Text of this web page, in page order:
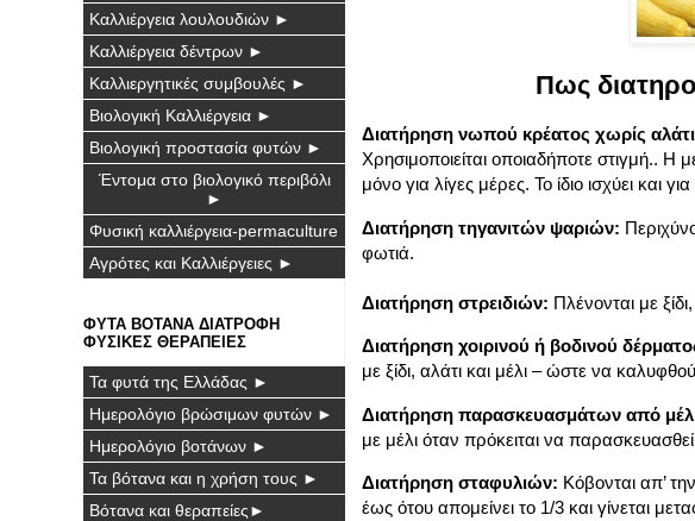
Πως
Διατήρηση νωπού κρέατος χωρίς
Χρησιμοποιείται οποιαδήποτε στιγμή.. Η
μόνο για λίγες μέρες. Το ίδιο ισχύει και
Διατήρηση τηγανιτών ψαριών:
φωτιά.
Διατήρηση στρειδιών: Πλένονται με
Διατήρηση χοιρινού ή βοδινού
με ξίδι, αλάτι και μέλι – ώστε να
Διατήρηση παρασκευασμάτων από
με μέλι όταν πρόκειται να
Διατήρηση σταφυλιών: Κόβονται απ’
έως ότου απομείνει το 1/3 και γίνεται
Καλλιέργεια λουλουδιών ►
Καλλιέργεια δέντρων ►
Καλλιεργητικές συμβουλές ►
Βιολογική Καλλιέργεια ►
Βιολογική προστασία φυτών ►
Έντομα στο βιολογικό περιβόλι
►
Φυσική καλλιέργεια-permaculture
Αγρότες και Καλλιέργειες ►
ΦΥΤΑ ΒΟΤΑΝΑ ΔΙΑΤΡΟΦΗ
ΦΥΣΙΚΕΣ ΘΕΡΑΠΕΙΕΣ
Τα φυτά της Ελλάδας ►
Ημερολόγιο βρώσιμων φυτών ►
Ημερολόγιο βοτάνων ►
Τα βότανα και η χρήση τους ►
Βότανα και θεραπείες►